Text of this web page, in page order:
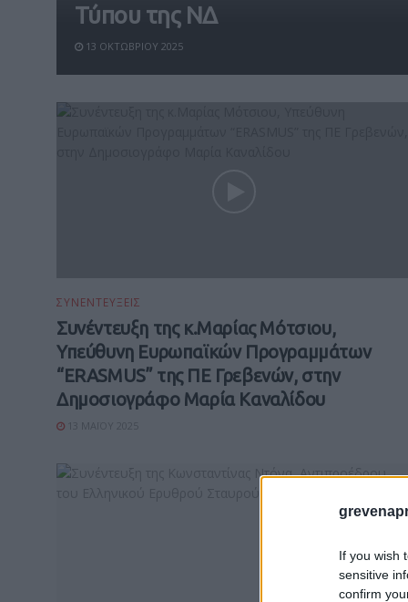
If you wish
sensitive
confirm
Τύπου της ΝΔ
13 ΟΚΤΩΒΡΊΟΥ 2025
ΣΥΝΕΝΤΕΥΞΕΙΣ
Συνέντευξη της κ.Μαρίας Μότσιου,
Υπεύθυνη Ευρωπαϊκών Προγραμμάτων
“ERASMUS” της ΠΕ Γρεβενών, στην
Δημοσιογράφο Μαρία Καναλίδου
13 ΜΑΪ́ΟΥ 2025